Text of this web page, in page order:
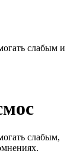
слабым и
слабым,